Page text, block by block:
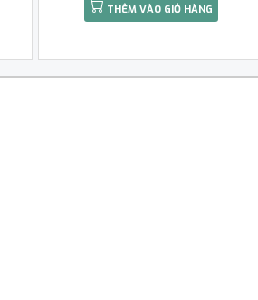
THÊM VÀO GIỎ HÀNG